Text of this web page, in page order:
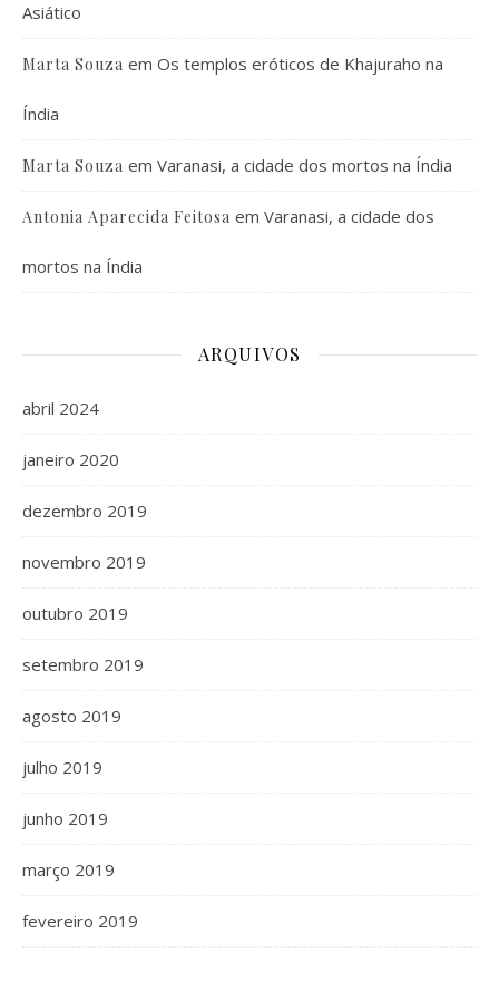
Asiático
Marta Souza em Os templos eróticos de Khajuraho na
Índia
Marta Souza em Varanasi, a cidade dos mortos na Índia
Antonia Aparecida Feitosa em Varanasi, a cidade dos
mortos na Índia
ARQUIVOS
abril 2024
janeiro 2020
dezembro 2019
novembro 2019
outubro 2019
setembro 2019
agosto 2019
julho 2019
junho 2019
março 2019
fevereiro 2019